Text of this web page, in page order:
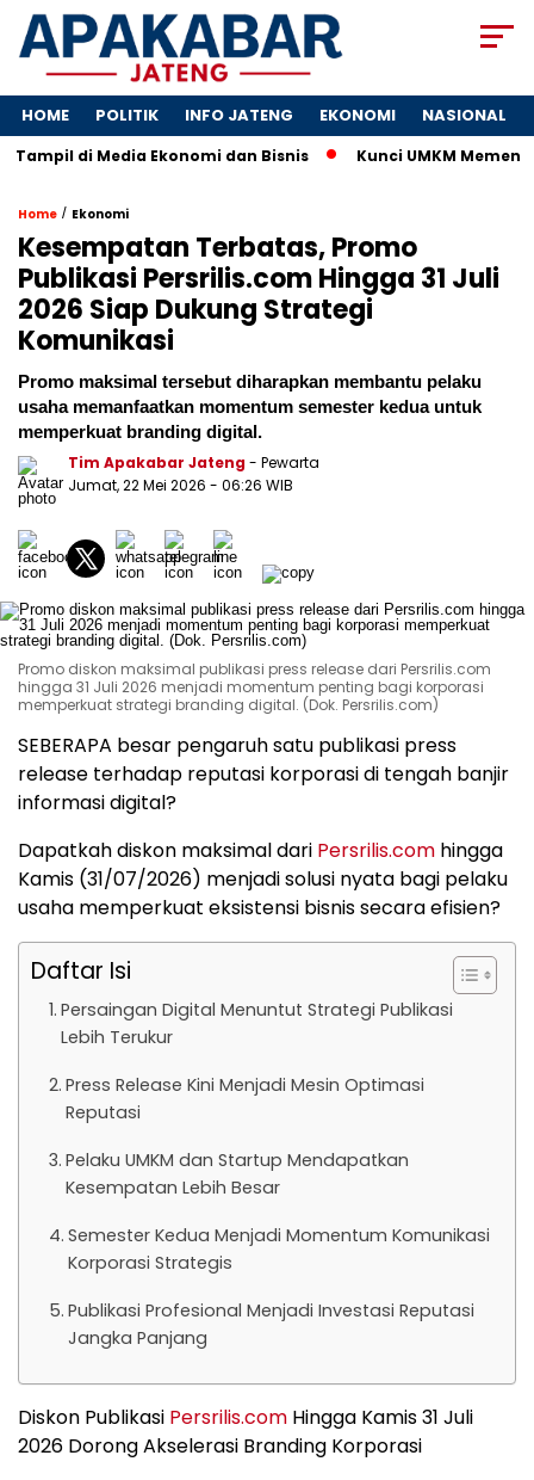
HOME POLITIK INFO JATENG EKONOMI NASIONAL
di Media Ekonomi dan Bisnis Kunci UMKM
Home / Ekonomi
Kesempatan Terbatas, Promo
Publikasi Persrilis.com Hingga 31 Juli
2026 Siap Dukung Strategi
Komunikasi
Promo maksimal tersebut diharapkan membantu pelaku
usaha memanfaatkan momentum semester kedua untuk
memperkuat branding digital.
Tim Apakabar Jateng- Pewarta
Jumat, 22 Mei 2026 - 06:26 WIB
Promo diskon maksimal publikasi press release dari Persrilis.com
hingga 31 Juli 2026 menjadi momentum penting bagi korporasi
memperkuat strategi branding digital. (Dok. Persrilis.com)
SEBERAPA besar pengaruh satu publikasi press
release terhadap reputasi korporasi di tengah banjir
informasi digital?
Dapatkah diskon maksimal dari Persrilis.com hingga
Kamis (31/07/2026) menjadi solusi nyata bagi pelaku
usaha memperkuat eksistensi bisnis secara efisien?
Daftar Isi
Persaingan Digital Menuntut Strategi Publikasi
Lebih Terukur
Press Release Kini Menjadi Mesin Optimasi
Reputasi
Pelaku UMKM dan Startup Mendapatkan
Kesempatan Lebih Besar
Semester Kedua Menjadi Momentum Komunikasi
Korporasi Strategis
Publikasi Profesional Menjadi Investasi Reputasi
Jangka Panjang
Diskon Publikasi Persrilis.com Hingga Kamis 31 Juli
2026 Dorong Akselerasi Branding Korporasi